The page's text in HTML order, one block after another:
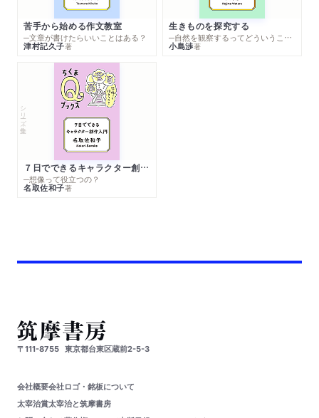
苦手から始める作文教室
─文章が書けたらいいことはある？
津村記久子著
生きものを探究する
─自然を観察するってどういうこと？
小島渉著
シリーズ・全集
７日でできるキャラクター創作入門
─想像って役立つの？
名取佐和子著
〒111-8755 東京都台東区蔵前2-5-3
会社概要会社ロゴ・銘板について
太宰治賞太宰治と筑摩書房